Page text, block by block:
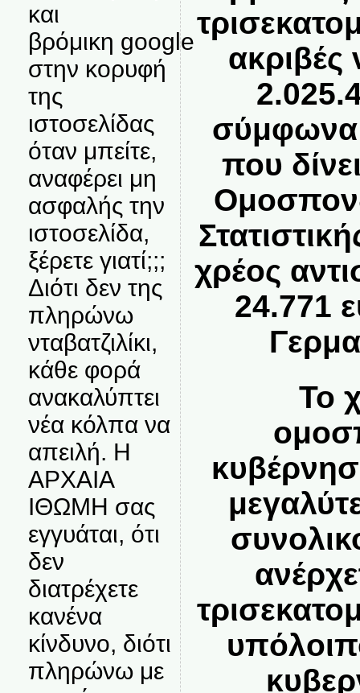
και
βρόμικη google
στην κορυφή
της
ιστοσελίδας
όταν μπείτε,
αναφέρει μη
ασφαλής την
ιστοσελίδα,
ξέρετε γιατί;;;
Διότι δεν της
πληρώνω
νταβατζιλίκι,
κάθε φορά
ανακαλύπτει
νέα κόλπα να
απειλή. Η
ΑΡΧΑΙΑ
ΙΘΩΜΗ σας
εγγυάται, ότι
δεν
διατρέχετε
κανένα
κίνδυνο, διότι
πληρώνω με
ακριβές
σύμφωνα
που
χρέος
24.771
Το